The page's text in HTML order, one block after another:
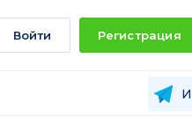
Войти Регистрация